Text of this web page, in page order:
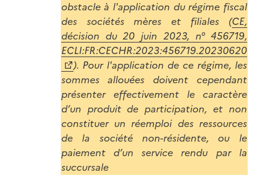
obstacle à l'application du régime fiscal
des sociétés mères et filiales (CE,
décision du 20 juin 2023, n° 456719,
ECLI:FR:CECHR:2023:456719.20230620
). Pour l'application de ce régime, les
sommes allouées doivent cependant
présenter effectivement le caractère
d’un produit de participation, et non
constituer un réemploi des ressources
de la société non-résidente, ou le
paiement d’un service rendu par la
succursale